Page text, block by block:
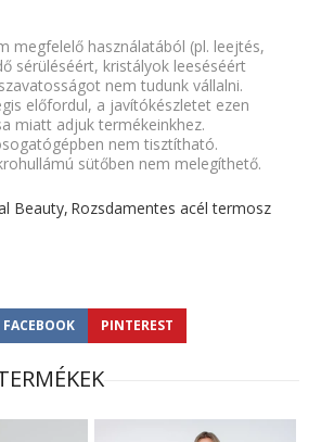
megfelelő használatából (pl. leejtés,
sérüléséért, kristályok leeséséért
nem tudunk vállalni.
előfordul, a javítókészletet ezen
miatt adjuk termékeinkhez.
nem tisztítható.
sütőben nem melegíthető.
Beauty Rozsdamentes acél termosz
FACEBOOK PINTEREST